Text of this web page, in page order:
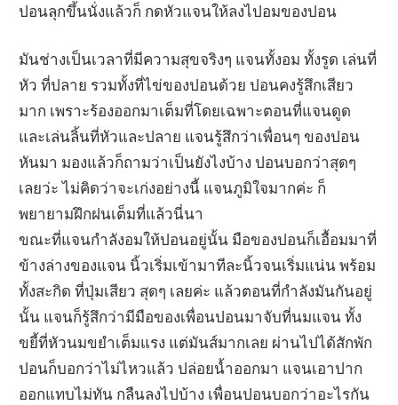
ปอนลุกขึ้นนั่งแล้วก็ กดหัวแจนให้ลงไปอมของปอน
มันช่างเป็นเวลาที่มีความสุขจริงๆ แจนทั้งอม ทั้งรูด เล่นที่
หัว ที่ปลาย รวมทั้งที่ไข่ของปอนด้วย ปอนคงรู้สึกเสียว
มาก เพราะร้องออกมาเต็มที่โดยเฉพาะตอนที่แจนดูด
และเล่นลิ้นที่หัวและปลาย แจนรู้สึกว่าเพื่อนๆ ของปอน
หันมา มองแล้วก็ถามว่าเป็นยังไงบ้าง ปอนบอกว่าสุดๆ
เลยว่ะ ไม่คิดว่าจะเก่งอย่างนี้ แจนภูมิใจมากค่ะ ก็
พยายามฝึกฝนเต็มที่แล้วนี่นา
ขณะที่แจนกำลังอมให้ปอนอยู่นั้น มือของปอนก็เอื้อมมาที่
ข้างล่างของแจน นิ้วเริ่มเข้ามาทีละนิ้วจนเริ่มแน่น พร้อม
ทั้งสะกิด ที่ปุ่มเสียว สุดๆ เลยค่ะ แล้วตอนที่กำลังมันกันอยู่
นั้น แจนก็รู้สึกว่ามีมือของเพื่อนปอนมาจับที่นมแจน ทั้ง
ขยี้ที่หัวนมขยำเต็มแรง แต่มันส์มากเลย ผ่านไปได้สักพัก
ปอนก็บอกว่าไม่ไหวแล้ว ปล่อยน้ำออกมา แจนเอาปาก
ออกแทบไม่ทัน กลืนลงไปบ้าง เพื่อนปอนบอกว่าอะไรกัน